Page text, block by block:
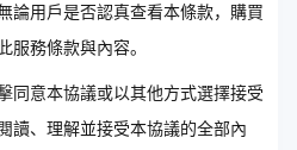
論用戶是否認真查看本條款，購買
服務條款與內容。
同意本協議或以其他方式選擇接受
讀、理解並接受本協議的全部內